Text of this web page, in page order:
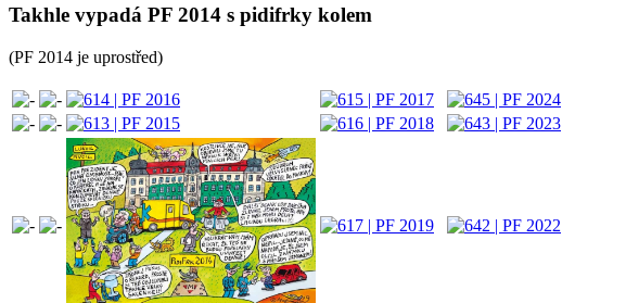
Takhle vypadá PF 2014 s pidifrky kolem
(PF 2014 je uprostřed)